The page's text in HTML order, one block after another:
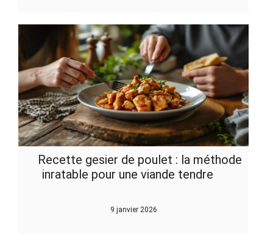
Recette gesier de poulet : la méthode
inratable pour une viande tendre
9 janvier 2026